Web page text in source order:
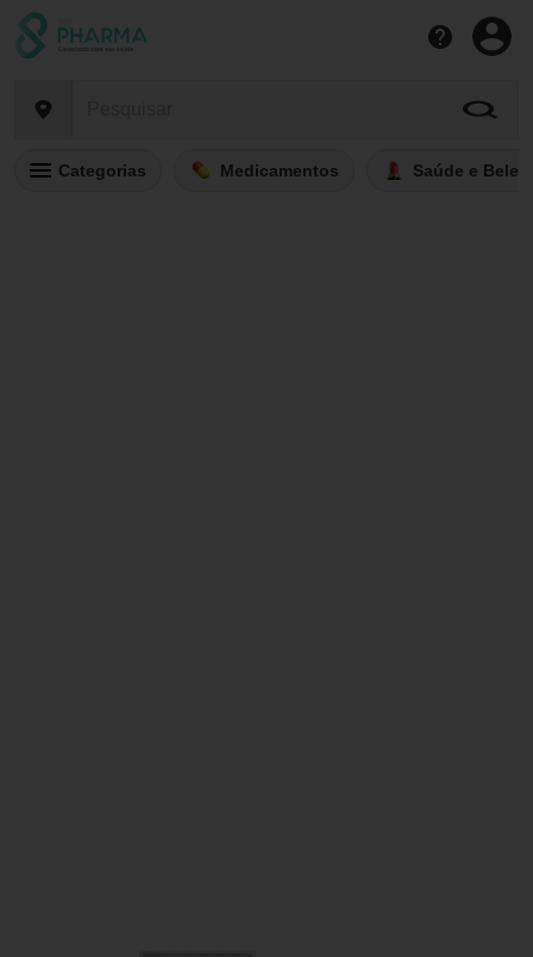
Categorias Medicamentos Saúde e